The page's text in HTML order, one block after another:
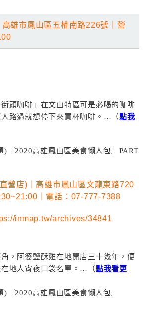
雄市鳳山區五權南路226號｜營
頭咖啡」在文山特區可是必喝的咖啡
路過就想停下來買杯咖啡。…（點我
營店)｜高雄市鳳山區文龍東路720
｜電話：07-777-7388
inmap.tw/archives/34841
，阿婆鹽酥雞在地開店三十幾年，便
地人宵夜口袋名單。…（點我看更